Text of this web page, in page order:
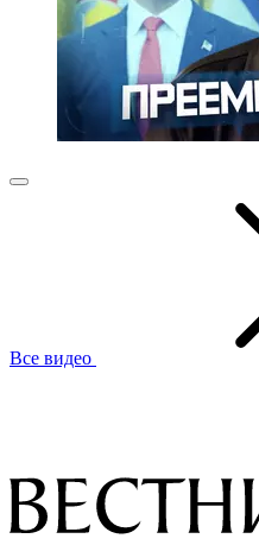
Все видео